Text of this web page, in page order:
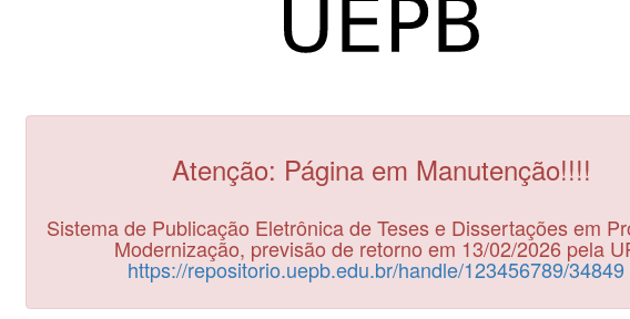
Atenção: Página em Manutenção!!!!
Sistema de Publicação Eletrônica de Teses e Dissertações em
Modernização, previsão de retorno em 13/02/2026 pela
https://repositorio.uepb.edu.br/handle/123456789/34849